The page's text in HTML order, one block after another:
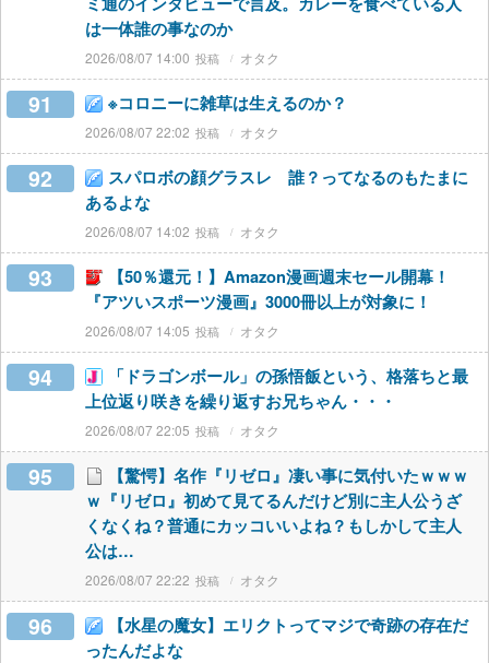
は一体誰の事なのか
2026/08/07 14:00 オタク
91 ※コロニーに雑草は生えるのか？
2026/08/07 22:02 オタク
92
スパロボの顔グラスレ 誰？ってなるのもたまに
あるよな
2026/08/07 14:02 オタク
93
【50％還元！】Amazon漫画週末セール開幕！
『アツいスポーツ漫画』3000冊以上が対象に！
2026/08/07 14:05 オタク
94
「ドラゴンボール」の孫悟飯という、格落ちと最
上位返り咲きを繰り返すお兄ちゃん・・・
2026/08/07 22:05 オタク
95
【驚愕】名作『リゼロ』凄い事に気付いたｗｗｗ
ｗ『リゼロ』初めて見てるんだけど別に主人公うざ
くなくね？普通にカッコいいよね？もしかして主人
公は…
2026/08/07 22:22 オタク
96
【水星の魔女】エリクトってマジで奇跡の存在だ
ったんだよな